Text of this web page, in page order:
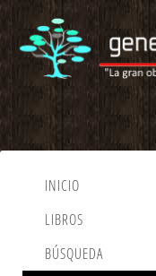
INICIO
LIBROS
BÚSQUEDA